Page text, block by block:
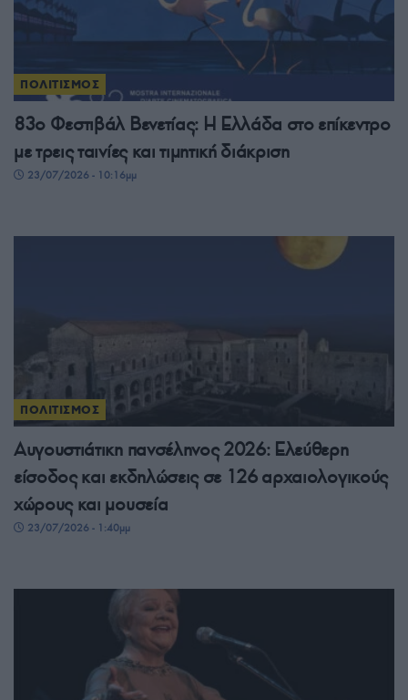
ΠΟΛΙΤΙΣΜΟΣ
83ο Φεστιβάλ Βενετίας: Η Ελλάδα στο επίκεντρο
με τρεις ταινίες και τιμητική διάκριση
23/07/2026 - 10:16μμ
ΠΟΛΙΤΙΣΜΟΣ
Αυγουστιάτικη πανσέληνος 2026: Ελεύθερη
είσοδος και εκδηλώσεις σε 126 αρχαιολογικούς
χώρους και μουσεία
23/07/2026 - 1:40μμ